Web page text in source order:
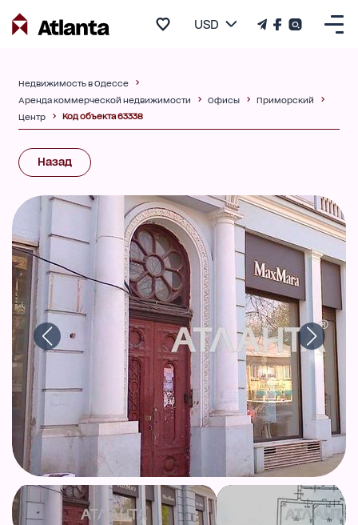
USD
Недвижимость в Одессе
Аренда коммерческой недвижимости
Офисы
Приморский
Центр
Код объекта 63338
Назад